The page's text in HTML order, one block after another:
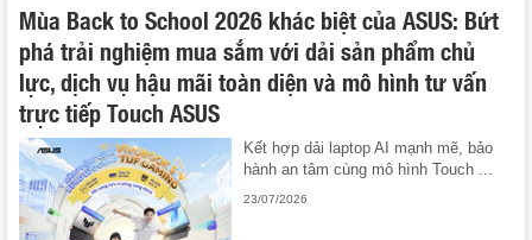
Mùa Back to School 2026 khác biệt của ASUS: Bứt
phá trải nghiệm mua sắm với dải sản phẩm chủ
lực, dịch vụ hậu mãi toàn diện và mô hình tư vấn
trực tiếp Touch ASUS
Kết hợp dải laptop AI mạnh mẽ, bảo
hành an tâm cùng mô hình Touch ...
23/07/2026